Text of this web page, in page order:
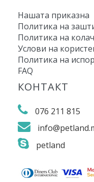
Нашата приказна
Политика на
Политика на
Услови на
Политика на
FAQ
КОНТАКТ
076 211 815
petland